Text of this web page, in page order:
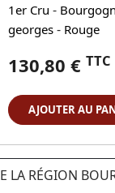
1er Cru -
georges - Rouge
130,80 € TTC
AJOUTER AU
LA RÉGION